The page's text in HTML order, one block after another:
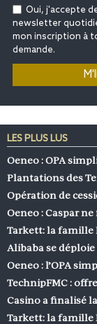
Oui, j'accepte
newsletter
mon inscription à
demande.
LES PLUS LUS
Oeneo : OPA
Plantations des
Opération de
Oeneo : Caspar
Tarkett: la famille
Alibaba se
Oeneo : l’OPA
TechnipFMC :
Casino a finalisé
Tarkett: la famille